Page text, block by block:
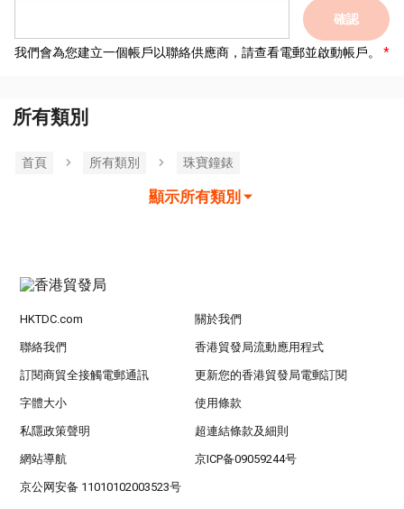
確認
我們會為您建立一個帳戶以聯絡供應商，請查看電郵並啟動帳戶。
所有類別
首頁 所有類別 珠寶鐘錶
顯示所有類別
HKTDC.com 關於我們
聯絡我們 香港貿發局流動應用程式
訂閱商貿全接觸電郵通訊 更新您的香港貿發局電郵訂閱
字體大小 使用條款
私隱政策聲明 超連結條款及細則
網站導航 京ICP备09059244号
京公网安备 11010102003523号